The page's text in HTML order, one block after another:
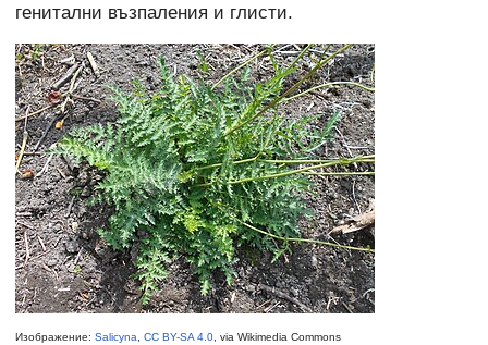
генитални възпаления и глисти.
Изображение: Salicyna CC BY-SA 4.0 , via Wikimedia Commons